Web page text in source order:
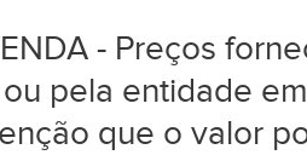
- Preços
pela entidade
que o valor